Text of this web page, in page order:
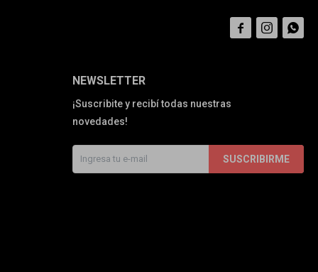
NEWSLETTER
¡Suscribite y recibí todas nuestras
novedades!
SUSCRIBIRME
  